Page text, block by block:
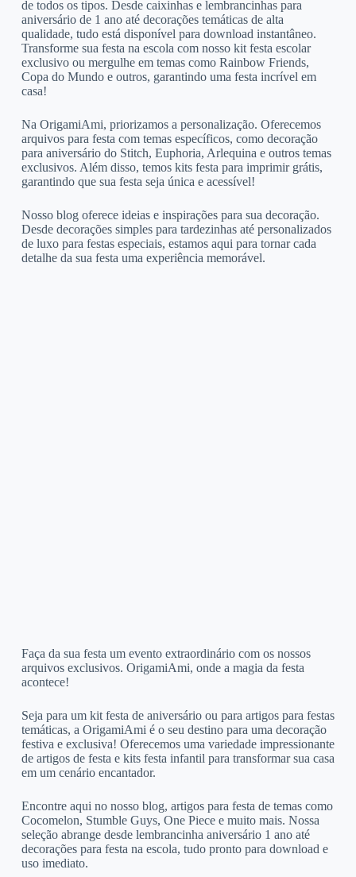
de todos os tipos. Desde caixinhas e lembrancinhas para
aniversário de 1 ano até decorações temáticas de alta
qualidade, tudo está disponível para download instantâneo.
Transforme sua festa na escola com nosso kit festa escolar
exclusivo ou mergulhe em temas como Rainbow Friends,
Copa do Mundo e outros, garantindo uma festa incrível em
casa!
Na OrigamiAmi, priorizamos a personalização. Oferecemos
arquivos para festa com temas específicos, como decoração
para aniversário do Stitch, Euphoria, Arlequina e outros temas
exclusivos. Além disso, temos kits festa para imprimir grátis,
garantindo que sua festa seja única e acessível!
Nosso blog oferece ideias e inspirações para sua decoração.
Desde decorações simples para tardezinhas até personalizados
de luxo para festas especiais, estamos aqui para tornar cada
detalhe da sua festa uma experiência memorável.
Faça da sua festa um evento extraordinário com os nossos
arquivos exclusivos. OrigamiAmi, onde a magia da festa
acontece!
Seja para um kit festa de aniversário ou para artigos para festas
temáticas, a OrigamiAmi é o seu destino para uma decoração
festiva e exclusiva! Oferecemos uma variedade impressionante
de artigos de festa e kits festa infantil para transformar sua casa
em um cenário encantador.
Encontre aqui no nosso blog, artigos para festa de temas como
Cocomelon, Stumble Guys, One Piece e muito mais. Nossa
seleção abrange desde lembrancinha aniversário 1 ano até
decorações para festa na escola, tudo pronto para download e
uso imediato.